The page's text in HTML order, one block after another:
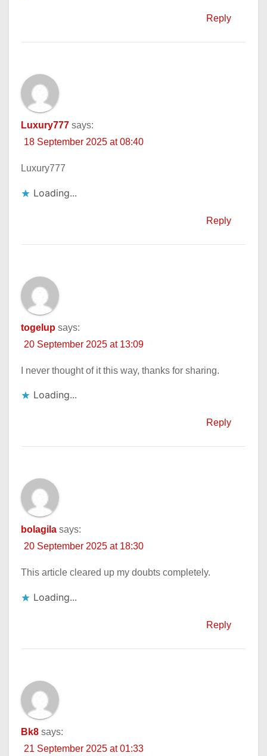
Reply
Luxury777 says:
18 September 2025 at 08:40
Luxury777
Loading...
Reply
togelup says:
20 September 2025 at 13:09
I never thought of it this way, thanks for sharing.
Loading...
Reply
bolagila says:
20 September 2025 at 18:30
This article cleared up my doubts completely.
Loading...
Reply
Bk8 says:
21 September 2025 at 01:33